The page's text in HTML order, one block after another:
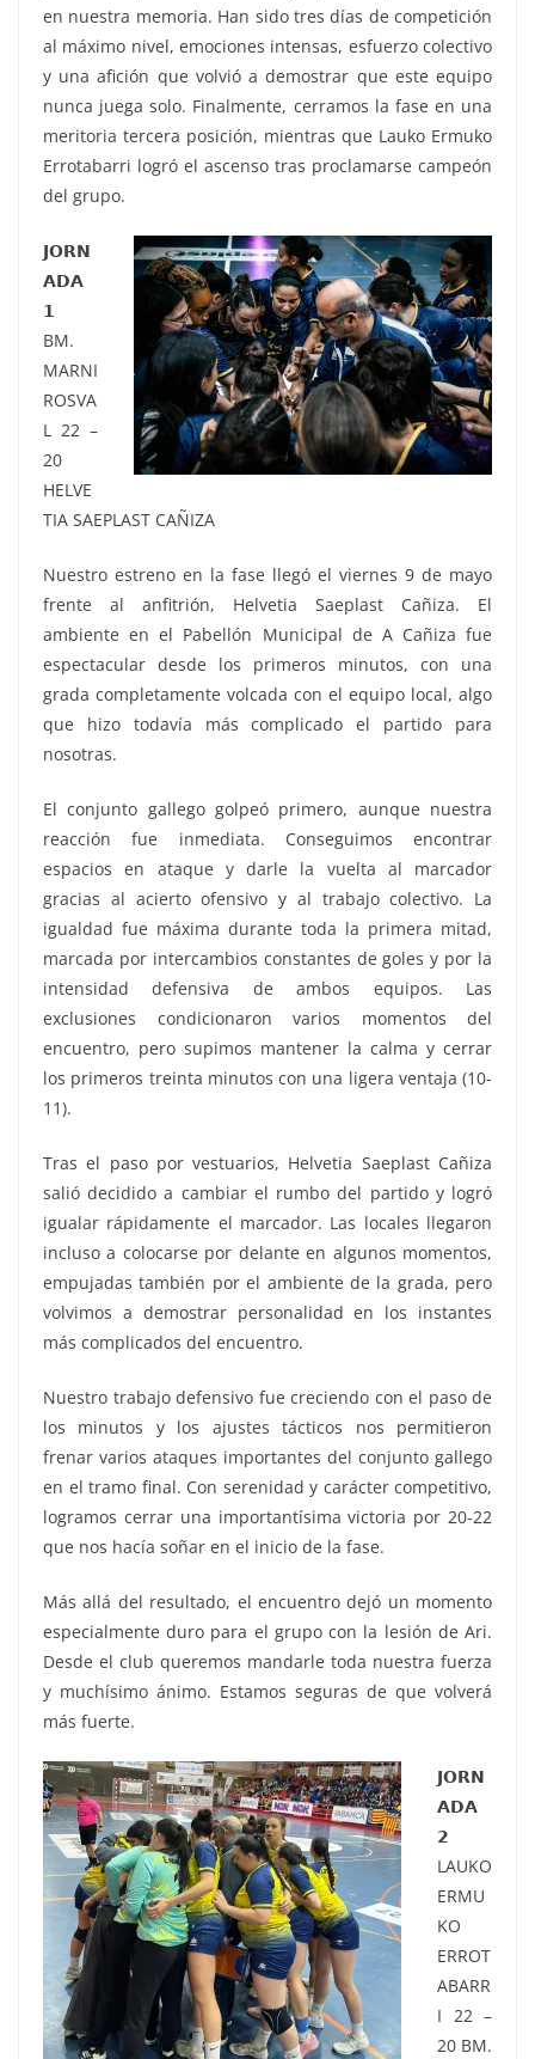
en nuestra memoria. Han sido tres días de competición
al máximo nivel, emociones intensas, esfuerzo colectivo
y una afición que volvió a demostrar que este equipo
nunca juega solo. Finalmente, cerramos la fase en una
meritoria tercera posición, mientras que Lauko Ermuko
Errotabarri logró el ascenso tras proclamarse campeón
del grupo.
𝗝𝗢𝗥𝗡
𝗔𝗗𝗔
𝟭
BM.
MARNI
ROSVA
L 22 –
20
HELVE
TIA SAEPLAST CAÑIZA
Nuestro estreno en la fase llegó el viernes 9 de mayo
frente al anfitrión, Helvetia Saeplast Cañiza. El
ambiente en el Pabellón Municipal de A Cañiza fue
espectacular desde los primeros minutos, con una
grada completamente volcada con el equipo local, algo
que hizo todavía más complicado el partido para
nosotras.
El conjunto gallego golpeó primero, aunque nuestra
reacción fue inmediata. Conseguimos encontrar
espacios en ataque y darle la vuelta al marcador
gracias al acierto ofensivo y al trabajo colectivo. La
igualdad fue máxima durante toda la primera mitad,
marcada por intercambios constantes de goles y por la
intensidad defensiva de ambos equipos. Las
exclusiones condicionaron varios momentos del
encuentro, pero supimos mantener la calma y cerrar
los primeros treinta minutos con una ligera ventaja (10-
11).
Tras el paso por vestuarios, Helvetia Saeplast Cañiza
salió decidido a cambiar el rumbo del partido y logró
igualar rápidamente el marcador. Las locales llegaron
incluso a colocarse por delante en algunos momentos,
empujadas también por el ambiente de la grada, pero
volvimos a demostrar personalidad en los instantes
más complicados del encuentro.
Nuestro trabajo defensivo fue creciendo con el paso de
los minutos y los ajustes tácticos nos permitieron
frenar varios ataques importantes del conjunto gallego
en el tramo final. Con serenidad y carácter competitivo,
logramos cerrar una importantísima victoria por 20-22
que nos hacía soñar en el inicio de la fase.
Más allá del resultado, el encuentro dejó un momento
especialmente duro para el grupo con la lesión de Ari.
Desde el club queremos mandarle toda nuestra fuerza
y muchísimo ánimo. Estamos seguras de que volverá
más fuerte.
𝗝𝗢𝗥𝗡
𝗔𝗗𝗔
𝟮
LAUKO
ERMU
KO
ERROT
ABARR
I 22 –
20 BM.